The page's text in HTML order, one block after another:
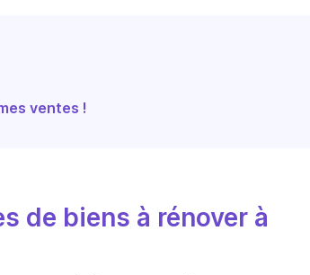
ventes !
de biens à rénover à